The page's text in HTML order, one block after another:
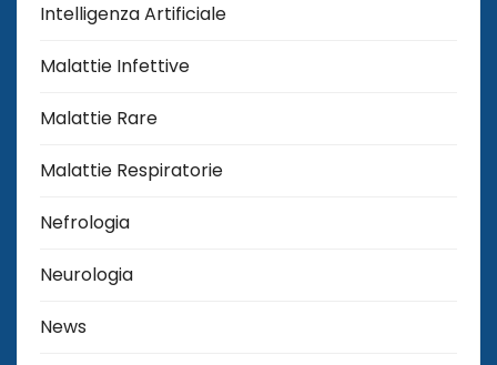
Intelligenza Artificiale
Malattie Infettive
Malattie Rare
Malattie Respiratorie
Nefrologia
Neurologia
News